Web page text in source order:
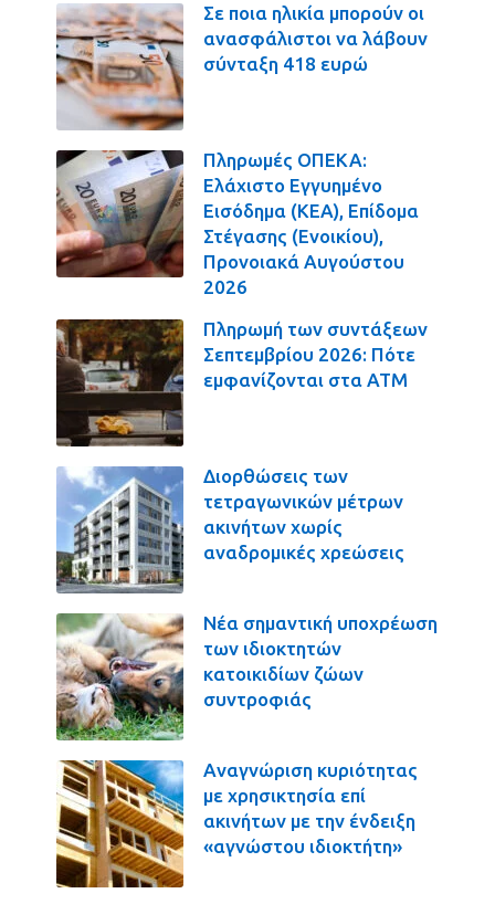
Σε ποια ηλικία μπορούν οι
ανασφάλιστοι να λάβουν
σύνταξη 418 ευρώ
Πληρωμές ΟΠΕΚΑ:
Ελάχιστο Εγγυημένο
Εισόδημα (ΚΕΑ), Επίδομα
Στέγασης (Ενοικίου),
Προνοιακά Αυγούστου
2026
Πληρωμή των συντάξεων
Σεπτεμβρίου 2026: Πότε
εμφανίζονται στα ΑΤΜ
Διορθώσεις των
τετραγωνικών μέτρων
ακινήτων χωρίς
αναδρομικές χρεώσεις
Νέα σημαντική υποχρέωση
των ιδιοκτητών
κατοικιδίων ζώων
συντροφιάς
Αναγνώριση κυριότητας
με χρησικτησία επί
ακινήτων με την ένδειξη
«αγνώστου ιδιοκτήτη»